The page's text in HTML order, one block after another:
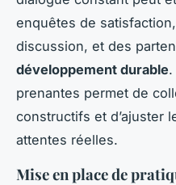
enquêtes de
discussion, et des
développement durable.
prenantes permet de
constructifs et d’ajuster
attentes réelles.
Mise en place de